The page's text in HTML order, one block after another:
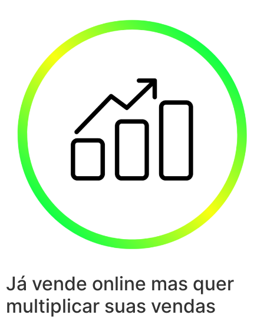
Já vende online mas quer
multiplicar suas vendas